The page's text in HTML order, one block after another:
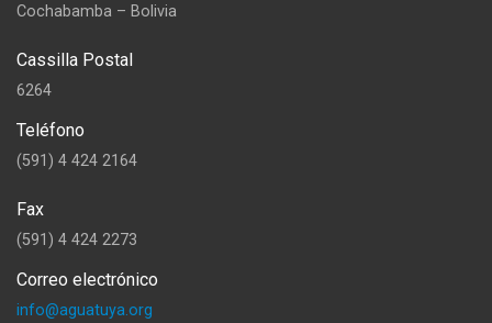
Cochabamba – Bolivia
Cassilla Postal
6264
Teléfono
(591) 4 424 2164
Fax
(591) 4 424 2273
Correo electrónico
info@aguatuya.org